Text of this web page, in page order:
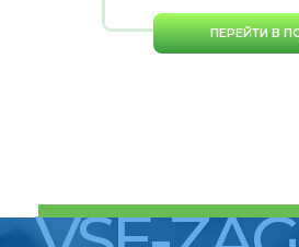
ПЕРЕЙТИ В